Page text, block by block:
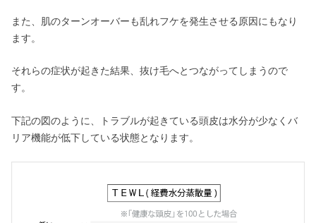
また、肌のターンオーバーも乱れフケを発生させる原因にもなり
ます。
それらの症状が起きた結果、抜け毛へとつながってしまうので
す。
下記の図のように、トラブルが起きている頭皮は水分が少なくバ
リア機能が低下している状態となります。